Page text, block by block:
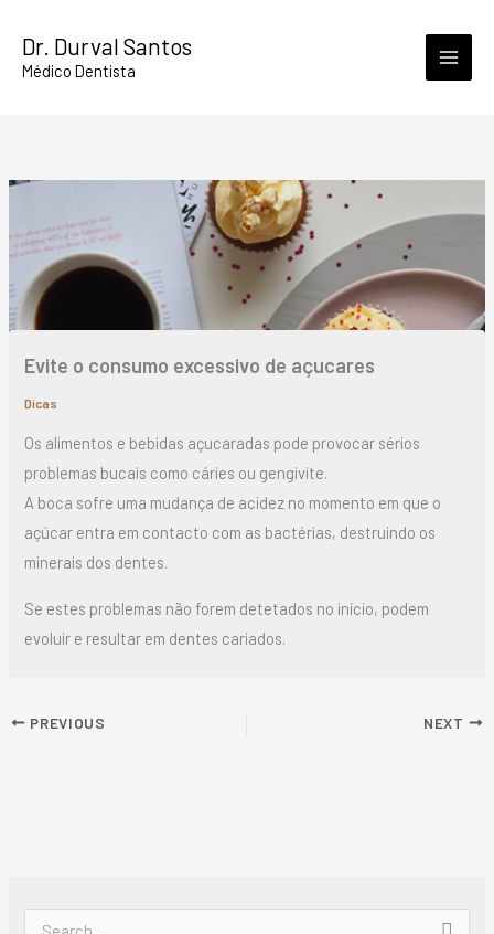
content
Dr. Durval Santos
Médico Dentista
Evite o consumo excessivo de açucares
Dicas
Os alimentos e bebidas açucaradas pode provocar sérios
problemas bucais como cáries ou gengivite.
A boca sofre uma mudança de acidez no momento em que o
açúcar entra em contacto com as bactérias, destruindo os
minerais dos dentes.
Se estes problemas não forem detetados no início, podem
evoluir e resultar em dentes cariados.
PREVIOUS NEXT